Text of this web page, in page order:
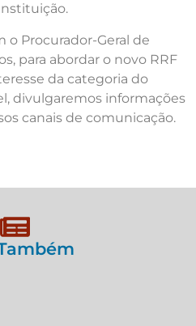
o Procurador-Geral de
para abordar o novo RRF
da categoria do
divulgaremos informações
canais de comunicação.